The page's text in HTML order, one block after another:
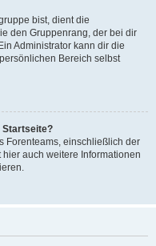
bist, dient die
den Gruppenrang, der bei dir
Administrator kann dir die
Bereich selbst
Startseite?
Forenteams, einschließlich der
auch weitere Informationen